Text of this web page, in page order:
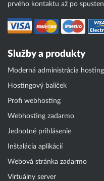
prvého kontaktu až po
Služby a produkty
Moderná administrácia
Hostingový balíček
Profi webhosting
Webhosting zadarmo
Jednotné prihlásenie
Inštalácia aplikácií
Webová stránka zadarmo
Virtuálny server